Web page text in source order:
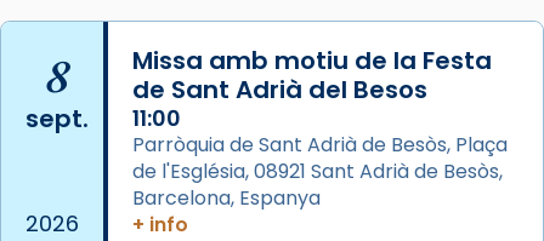
L’arquebisbe de Barcelona, el cardenal Joan
Josep Omella, ha presidit la missa i l’ha
concelebrat el bisbe auxiliar de Barcelona,
Mons. David Abadías.
📸 Dr. G. Simón
View on Facebook ·
8
sept.
2026
Missa amb motiu de la Festa
de Sant Adrià del Besos
11:00
Parròquia de Sant Adrià de Besòs, Plaça
de l'Església, 08921 Sant Adrià de Besòs,
Barcelona, Espanya
+ info